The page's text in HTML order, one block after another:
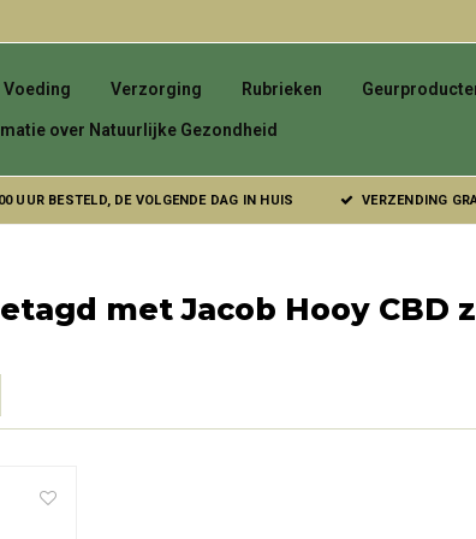
Voeding Verzorging Rubrieken
over Natuurlijke Gezondheid
UUR BESTELD, DE VOLGENDE DAG IN HUIS VERZENDING
met Jacob Hooy CBD